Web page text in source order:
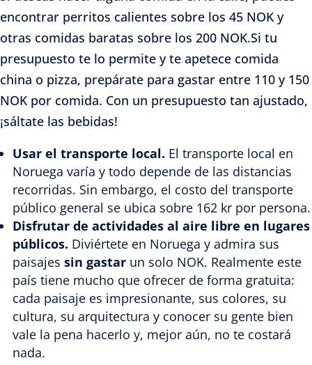
encontrar perritos calientes sobre los 45 NOK y
otras comidas baratas sobre los 200 NOK.Si tu
presupuesto te lo permite y te apetece comida
china o pizza, prepárate para gastar entre 110 y 150
NOK por comida. Con un presupuesto tan ajustado,
¡sáltate las bebidas!
Usar el transporte local. El transporte local en
Noruega varía y todo depende de las distancias
recorridas. Sin embargo, el costo del transporte
público general se ubica sobre 162 kr por persona.
Disfrutar de actividades al aire libre en lugares
públicos. Diviértete en Noruega y admira sus
paisajes sin gastar un solo NOK. Realmente este
país tiene mucho que ofrecer de forma gratuita:
cada paisaje es impresionante, sus colores, su
cultura, su arquitectura y conocer su gente bien
vale la pena hacerlo y, mejor aún, no te costará
nada.